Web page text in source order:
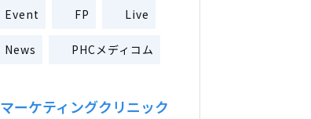
Event FP Live
News PHCメディコム
マーケティングクリニック